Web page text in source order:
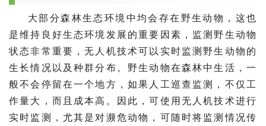
大部分森林生态环境中均会存在野生动物，这也
是维持良好生态环境发展的重要因素，监测野生动物
状态非常重要，无人机技术可以实时监测野生动物的
生长情况以及种群分布。野生动物在森林中生活，一
般不会停留在一个地方，如果人工巡查监测，不仅工
作量大，而且成本高。因此，可使用无人机技术进行
实时监测，尤其是对濒危动物，可随时将监测情况传